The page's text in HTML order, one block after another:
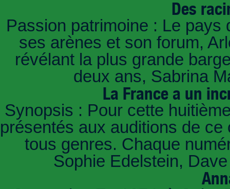
Des
Passion patrimoine : Le pays
ses arènes et son forum,
révélant la plus grande
deux ans, Sabrina
La France a un
Synopsis : Pour cette
présentés aux auditions de
tous genres. Chaque
Sophie Edelstein,